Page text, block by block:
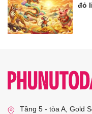
đỏ
Tầng 5 - tòa A, Gold